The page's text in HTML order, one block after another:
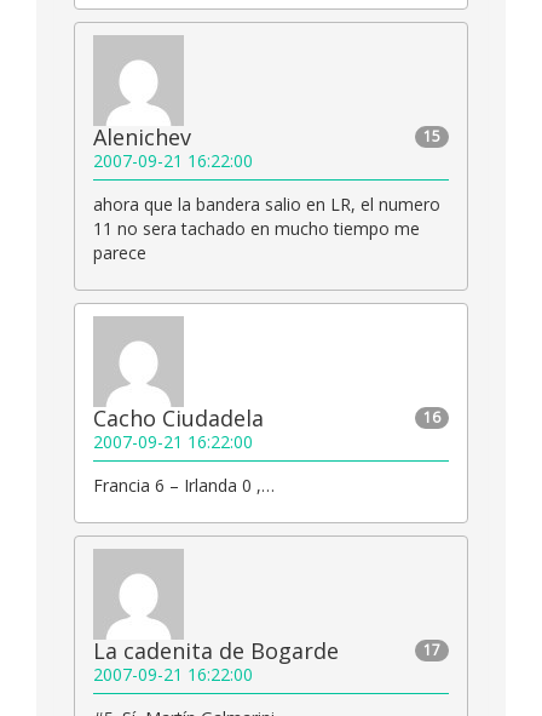
15
Alenichev
2007-09-21 16:22:00
ahora que la bandera salio en LR, el numero
11 no sera tachado en mucho tiempo me
parece
16
Cacho Ciudadela
2007-09-21 16:22:00
Francia 6 – Irlanda 0 ,…
17
La cadenita de Bogarde
2007-09-21 16:22:00